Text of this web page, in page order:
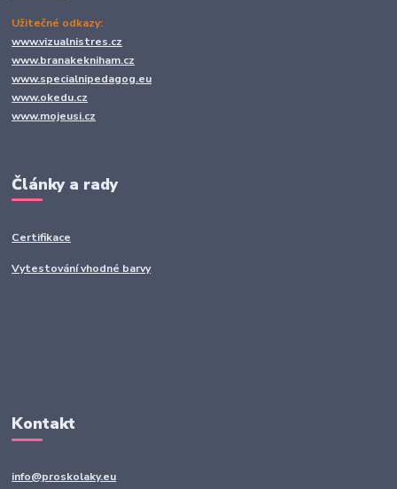
Užitečné odkazy:
www.vizualnistres.cz
www.branakekniham.cz
www.specialnipedagog.eu
www.okedu.cz
www.mojeusi.cz
Články a rady
Certifikace
Vytestování vhodné barvy
Kontakt
info@proskolaky.eu